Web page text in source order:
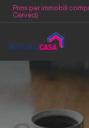
Primi per immobili
Cerved)